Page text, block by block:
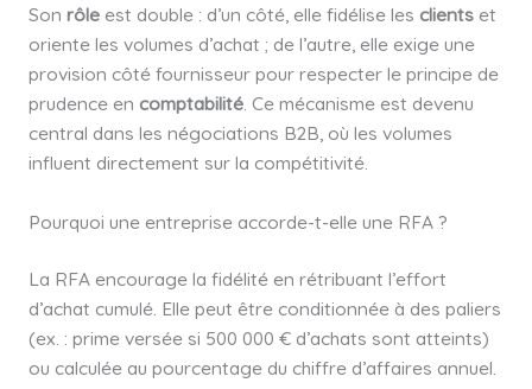
Son rôleest double : d’un côté, elle fidélise les clientset
oriente les volumes d’achat ; de l’autre, elle exige une
provision côté fournisseur pour respecter le principe de
prudence en comptabilité. Ce mécanisme est devenu
central dans les négociations B2B, où les volumes
influent directement sur la compétitivité.
Pourquoi une entreprise accorde-t-elle une RFA ?
La RFA encourage la fidélité en rétribuant l’effort
d’achat cumulé. Elle peut être conditionnée à des paliers
(ex. : prime versée si 500 000 € d’achats sont atteints)
ou calculée au pourcentage du chiffre d’affaires annuel.